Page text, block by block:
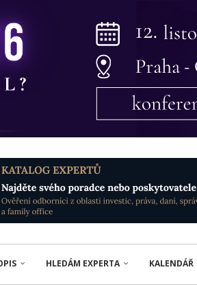
HLEDÁM EXPERTA KALENDÁŘ